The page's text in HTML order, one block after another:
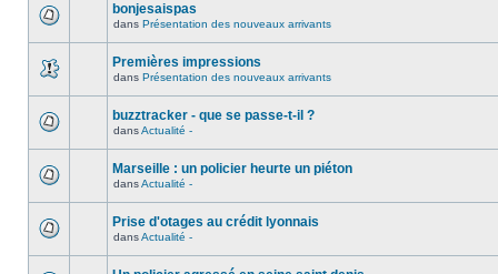
bonjesaispas
dans Présentation des nouveaux arrivants
Premières impressions
dans Présentation des nouveaux arrivants
buzztracker - que se passe-t-il ?
dansActualité -
Marseille : un policier heurte un piéton
dansActualité -
Prise d'otages au crédit lyonnais
dansActualité -